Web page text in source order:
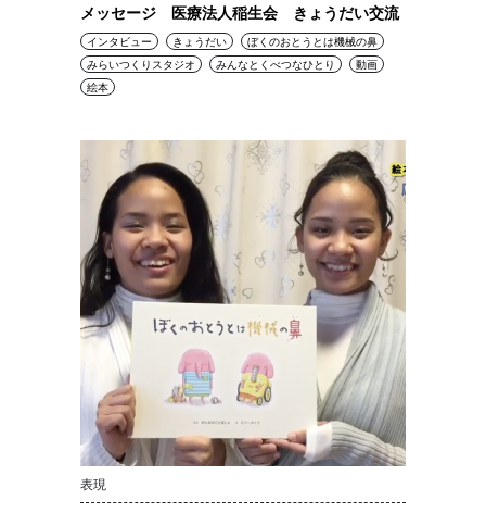
メッセージ 医療法人稲生会 きょうだい交流
インタビュー きょうだい
ぼくのおとうとは機械の鼻
みらいつくりスタジオ
みんなとくべつなひとり
動画
絵本
表現